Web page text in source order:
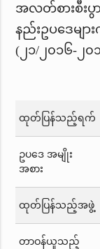
အလတ်စားစီးပွ
နည်းဥပဒေ
(၂၁/၂၀၁၆-၂
ထုတ်ပြန်သည့်ရက်
ဥပဒေ အမျိုး
အစား
ထုတ်ပြန်သည့်အဖွဲ့
တာဝန်ယူသည့်